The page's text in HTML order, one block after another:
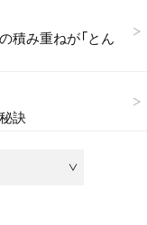
積み重ねが「とん
訣